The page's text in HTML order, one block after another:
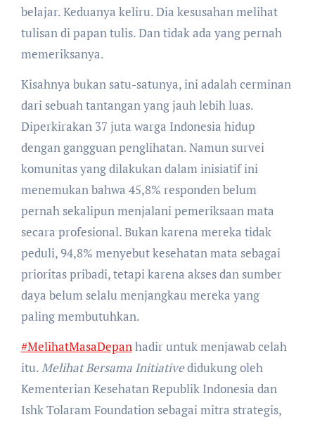
belajar. Keduanya keliru. Dia kesusahan melihat
tulisan di papan tulis. Dan tidak ada yang pernah
memeriksanya.
Kisahnya bukan satu-satunya, ini adalah cerminan
dari sebuah tantangan yang jauh lebih luas.
Diperkirakan 37 juta warga Indonesia hidup
dengan gangguan penglihatan. Namun survei
komunitas yang dilakukan dalam inisiatif ini
menemukan bahwa 45,8% responden belum
pernah sekalipun menjalani pemeriksaan mata
secara profesional. Bukan karena mereka tidak
peduli, 94,8% menyebut kesehatan mata sebagai
prioritas pribadi, tetapi karena akses dan sumber
daya belum selalu menjangkau mereka yang
paling membutuhkan.
#MelihatMasaDepanhadir untuk menjawab celah
itu.Melihat Bersama Initiativedidukung oleh
Kementerian Kesehatan Republik Indonesia dan
Ishk Tolaram Foundation sebagai mitra strategis,